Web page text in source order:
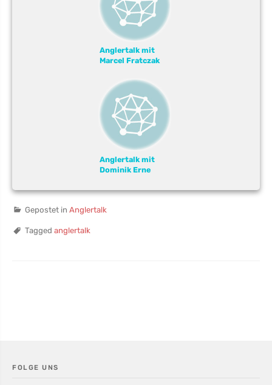
Anglertalk mit
Marcel Fratczak
Anglertalk mit
Dominik Erne
Gepostet in Anglertalk
Tagged anglertalk
FOLGE UNS